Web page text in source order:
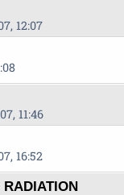
12:07
11:46
16:52